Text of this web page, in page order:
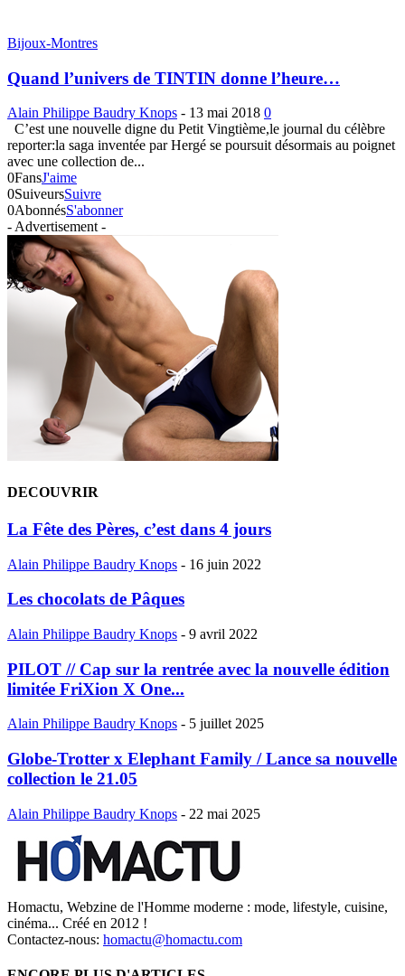
Bijoux-Montres
Quand l’univers de TINTIN donne l’heure…
Alain Philippe Baudry Knops - 13 mai 2018 0
C’est une nouvelle digne du Petit Vingtième,le journal du célèbre
reporter:la saga inventée par Hergé se poursuit désormais au poignet
avec une collection de...
0FansJ'aime
0SuiveursSuivre
0AbonnésS'abonner
- Advertisement -
DECOUVRIR
La Fête des Pères, c’est dans 4 jours
Alain Philippe Baudry Knops - 16 juin 2022
Les chocolats de Pâques
Alain Philippe Baudry Knops - 9 avril 2022
PILOT // Cap sur la rentrée avec la nouvelle édition
limitée FriXion X One...
Alain Philippe Baudry Knops - 5 juillet 2025
Globe-Trotter x Elephant Family / Lance sa nouvelle
collection le 21.05
Alain Philippe Baudry Knops - 22 mai 2025
Homactu, Webzine de l'Homme moderne : mode, lifestyle, cuisine,
cinéma... Créé en 2012 !
Contactez-nous: homactu@homactu.com